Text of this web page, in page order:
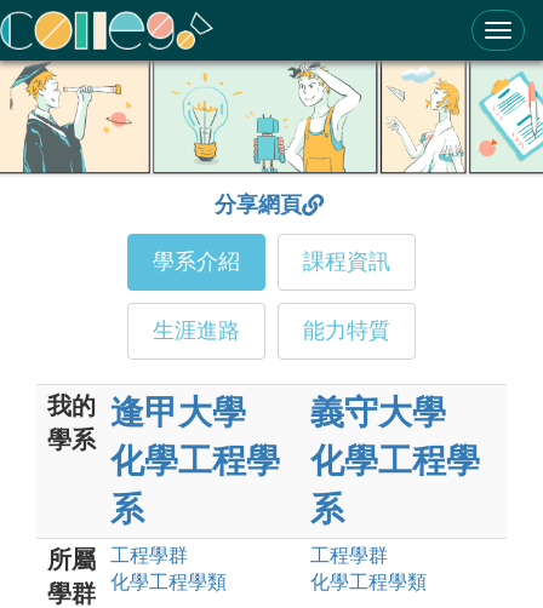
ColleGo! 大學選才與高中育才輔助系統
分享網頁
學系介紹 課程資訊
生涯進路 能力特質
我的
學系
逢甲大學
化學工程學
系
義守大學
化學工程學
系
所屬
學群
工程學群
化學工程學類
工程學群
化學工程學類